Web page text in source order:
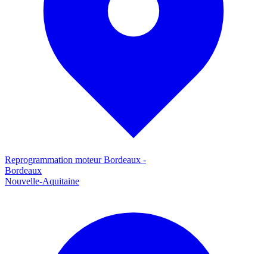
Reprogrammation moteurBordeaux -
Bordeaux
Nouvelle-Aquitaine